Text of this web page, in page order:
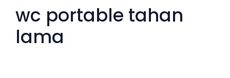
wc portable tahan
lama